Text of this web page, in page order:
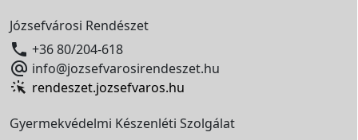
Józsefvárosi Rendészet
 +36 80/204-618
 info@jozsefvarosirendeszet.hu
rendeszet.jozsefvaros.hu
Gyermekvédelmi Készenléti Szolgálat